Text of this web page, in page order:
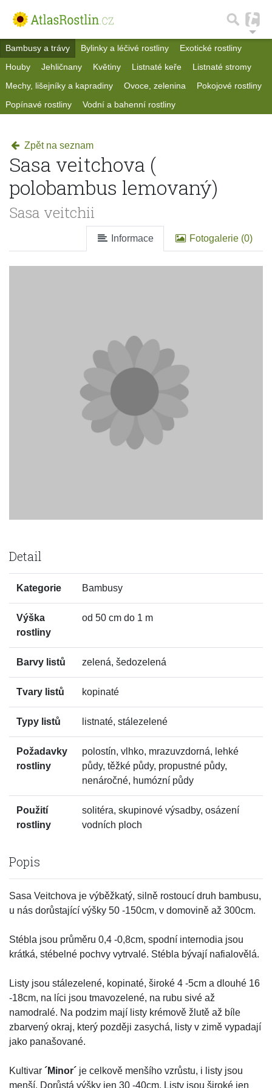
Bambusy a trávy Bylinky a léčivé rostliny
Exotické rostliny
Houby
Jehličnany Květiny Listnaté keře
Listnaté stromy
Mechy, lišejníky a kapradiny
Ovoce, zelenina
Pokojové rostliny
Popínavé rostliny
Vodní a bahenní rostliny
Zpět na seznam
Sasa veitchova (
polobambus lemovaný)
Sasa veitchii
Informace Fotogalerie (0)
Detail
Kategorie Bambusy
Výška
rostliny
od 50 cm do 1 m
Barvy listů zelená, šedozelená
Tvary listů kopinaté
Typy listů listnaté, stálezelené
Požadavky
rostliny
polostín, vlhko, mrazuvzdorná, lehké
půdy, těžké půdy, propustné půdy,
nenáročné, humózní půdy
Použití
rostliny
solitéra, skupinové výsadby, osázení
vodních ploch
Popis
Sasa Veitchova je výběžkatý, silně rostoucí druh bambusu,
u nás dorůstající výšky 50 -150cm, v domovině až 300cm.
Stébla jsou průměru 0,4 -0,8cm, spodní internodia jsou
krátká, stébelné pochvy vytrvalé. Stébla bývají nafialovělá.
Listy jsou stálezelené, kopinaté, široké 4 -5cm a dlouhé 16
-18cm, na líci jsou tmavozelené, na rubu sivé až
namodralé. Na podzim mají listy krémově žlutě až bíle
zbarvený okraj, který později zasychá, listy v zimě vypadají
jako panašované.
Kultivar ´Minor´ je celkově menšího vzrůstu, i listy jsou
menší. Dorůstá výšky jen 30 -40cm. Listy jsou široké jen